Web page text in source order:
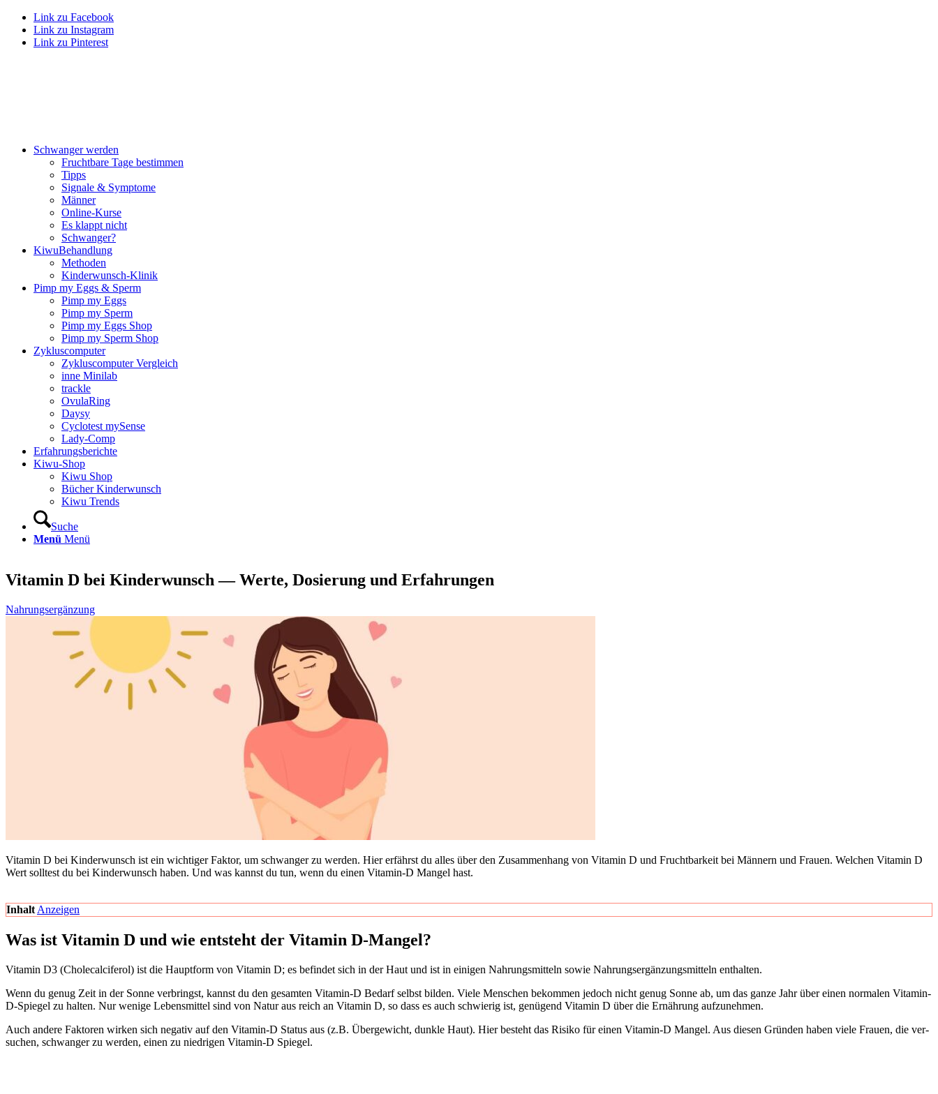
Link zu Facebook
Link zu Instagram
Link zu Pinterest
Schwan­ger wer­den
Frucht­ba­re Tage bestim­men
Tipps
Signa­le & Sym­pto­me
Män­ner
Online-Kur­se
Es klappt nicht
Schwan­ger?
Kiwu­Be­hand­lung
Metho­den
Kin­der­wunsch-Kli­nik
Pimp my Eggs & Sperm
Pimp my Eggs
Pimp my Sperm
Pimp my Eggs Shop
Pimp my Sperm Shop
Zyklus­com­pu­ter
Zyklus­com­pu­ter Ver­gleich
inne Mini­lab
track­le
Ovu­la­Ring
Day­sy
Cyclo­test mySen­se
Lady-Comp
Erfah­rungs­be­rich­te
Kiwu-Shop
Kiwu Shop
Bücher Kin­der­wunsch
Kiwu Trends
Suche
Menü Menü
Vit­amin D bei Kin­der­wunsch — Wer­te, Dosie­rung und Erfah­run­gen
Nahrungsergänzung
Vit­amin D bei Kin­der­wunsch ist ein wich­ti­ger Fak­tor, um schwan­ger zu wer­den. Hier erfährst du alles über den Zusam­men­hang von Vit­amin D und Frucht­bar­keit bei Män­nern und Frau­en. Wel­chen Vit­amin D
Wert soll­test du bei Kin­der­wunsch haben. Und was kannst du tun, wenn du einen Vitamin‑D Man­gel hast.
Inhalt Anzei­gen
Was ist Vit­amin D und wie ent­steht der Vit­amin D‑Mangel?
Vit­amin D3 (Chole­cal­ci­fe­rol) ist die Haupt­form von Vit­amin D; es befin­det sich in der Haut und ist in eini­gen Nah­rungs­mit­teln sowie Nah­rungs­er­gän­zungs­mit­teln ent­hal­ten.
Wenn du genug Zeit in der Son­ne ver­bringst, kannst du den gesam­ten Vitamin‑D Bedarf selbst bil­den. Vie­le Men­schen bekom­men jedoch nicht genug Son­ne ab, um das gan­ze Jahr über einen nor­ma­len Vit­amin-
D-Spie­gel zu hal­ten. Nur weni­ge Lebens­mit­tel sind von Natur aus reich an Vit­amin D, so dass es auch schwie­rig ist, genü­gend Vit­amin D über die Ernäh­rung auf­zu­neh­men.
Auch ande­re Fak­to­ren wir­ken sich nega­tiv auf den Vitamin‑D Sta­tus aus (z.B. Über­ge­wicht, dunk­le Haut). Hier besteht das Risi­ko für einen Vitamin‑D Man­gel. Aus die­sen Grün­den haben vie­le Frau­en, die ver­
su­chen, schwan­ger zu wer­den, einen zu nied­ri­gen Vitamin‑D Spie­gel.